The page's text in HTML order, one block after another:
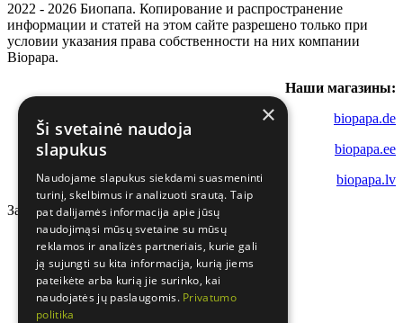
2022 - 2026 Биопапа. Копирование и распространение
информации и статей на этом сайте разрешено только при
условии указания права собственности на них компании
Biopapa.
Наши магазины:
biopapa.de
biopapa.ee
biopapa.lv
Загрузка...
×
Ši svetainė naudoja
slapukus
Naudojame slapukus siekdami suasmeninti
turinį, skelbimus ir analizuoti srautą. Taip
pat dalijamės informacija apie jūsų
naudojimąsi mūsų svetaine su mūsų
reklamos ir analizės partneriais, kurie gali
ją sujungti su kita informacija, kurią jiems
pateikėte arba kurią jie surinko, kai
naudojatės jų paslaugomis. Privatumo
politika